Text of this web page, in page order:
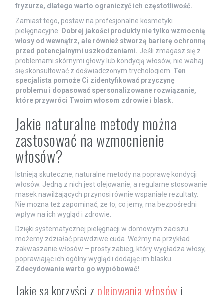
fryzurze, dlatego warto ograniczyć ich częstotliwość.
Zamiast tego, postaw na profesjonalne kosmetyki
pielęgnacyjne. Dobrej jakości produkty nie tylko wzmocnią
włosy od wewnątrz, ale również stworzą barierę ochronną
przed potencjalnymi uszkodzeniami. Jeśli zmagasz się z
problemami skórnymi głowy lub kondycją włosów, nie wahaj
się skonsultować z doświadczonym trychologiem. Ten
specjalista pomoże Ci zidentyfikować przyczynę
problemu i dopasować spersonalizowane rozwiązanie,
które przywróci Twoim włosom zdrowie i blask.
Jakie naturalne metody można
zastosować na wzmocnienie
włosów?
Istnieją skuteczne, naturalne metody na poprawę kondycji
włosów. Jedną z nich jest olejowanie, a regularne stosowanie
masek nawilżających przynosi równie wspaniałe rezultaty.
Nie można też zapominać, że to, co jemy, ma bezpośredni
wpływ na ich wygląd i zdrowie.
Dzięki systematycznej pielęgnacji w domowym zaciszu
możemy zdziałać prawdziwe cuda. Weźmy na przykład
zakwaszanie włosów – prosty zabieg, który wygładza włosy,
poprawiając ich ogólny wygląd i dodając im blasku.
Zdecydowanie warto go wypróbować!
Jakie są korzyści z olejowania włosów i